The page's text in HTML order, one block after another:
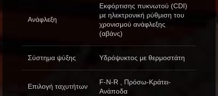
Ανάφλεξη
Εκφόρτισης πυκνωτού (CDI)
με ηλεκτρονική ρύθμιση του
χρονισμού ανάφλεξης
(αβάνς)
Σύστημα ψύξης Υδρόψυκτος με θερμοστάτη
Επιλογή ταχυτήτων
F-N-R , Πρόσω-Κράτει-
Ανάποδα